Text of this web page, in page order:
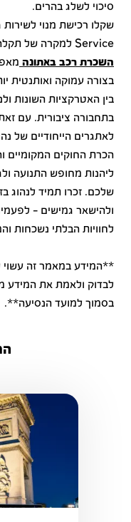
סיכוי לשלג בהרים.
Service למקרה של תקלה.
השכרת רכב באתונה
בצורה עמוקה ואותנטית
בין האטרקציות השונות
בתחבורה ציבורית. עם
לאתגרים הייחודיים של
הכרת החוקים המקומיים
ליהנות מחופש התנועה
שלכם. זכרו תמיד לנהוג
ולהישאר גמישים -
לחוויות הבלתי נשכחות
**המידע במאמר זה עשוי
לבדוק ולאמת את המידע
בסמוך למועד הנסיעה**.